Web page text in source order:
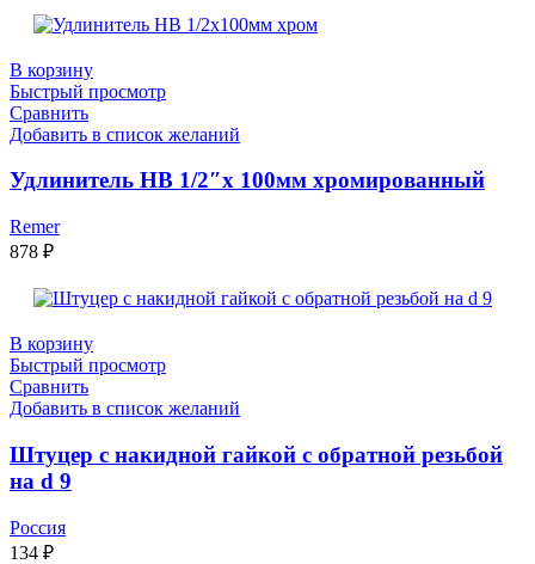
В корзину
Быстрый просмотр
Сравнить
Добавить в список желаний
Удлинитель НВ 1/2″х 100мм хромированный
Remer
878 ₽
В корзину
Быстрый просмотр
Сравнить
Добавить в список желаний
Штуцер с накидной гайкой с обратной резьбой
на d 9
Россия
134 ₽